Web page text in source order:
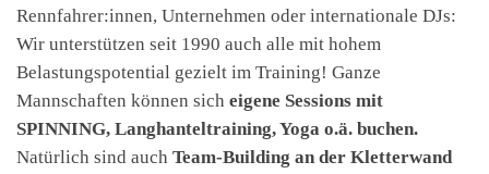
Rennfahrer:innen, Unternehmen oder internationale DJs:
Wir unterstützen seit 1990 auch alle mit hohem
Belastungspotential gezielt im Training! Ganze
Mannschaften können sich eigene Sessions mit
SPINNING, Langhanteltraining, Yoga o.ä. buchen.
Natürlich sind auch Team-Building an der Kletterwand